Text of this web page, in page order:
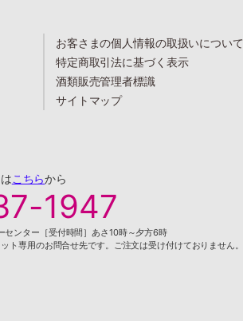
お客さまの個人情報の取扱いについて
特定商取引法に基づく表示
酒類販売管理者標識
サイトマップ
こちらから
1947
センター［受付時間］あさ10時～夕方6時
ト専用のお問合せ先です。ご注文は受け付けておりません。